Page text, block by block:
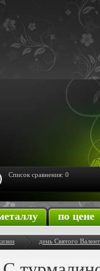
по цене
день Святого
Список сравнения: 0